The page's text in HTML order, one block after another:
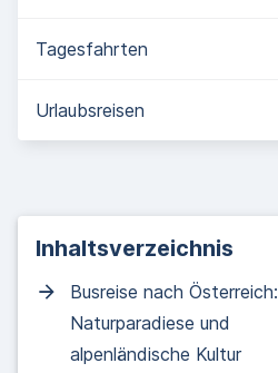
Tagesfahrten
Urlaubsreisen
Inhaltsverzeichnis
Busreise nach Österreich:
Naturparadiese und
alpenländische Kultur